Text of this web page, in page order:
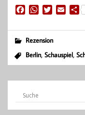
c
e
o
o
W
a
t
A
p
i
t
e
r
a
T
i
n
Rezension
Berlin,Schauspiel,